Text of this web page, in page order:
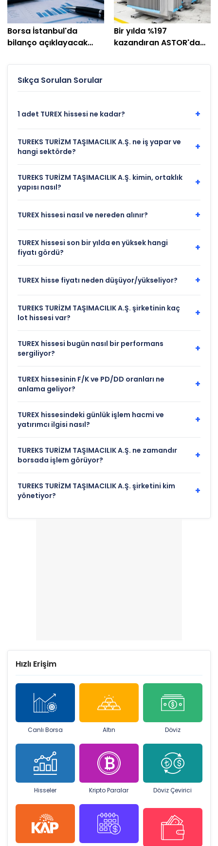
Borsa İstanbul'da
bilanço açıklayacak
Ağustos)
Bir yılda %197
kazandıran ASTOR'da
pay aldı!
Sıkça Sorulan Sorular
1 adet TUREX hissesi ne kadar? +
TUREKS TURİZM TAŞIMACILIK A.Ş. ne iş yapar ve
hangi sektörde?
+
TUREKS TURİZM TAŞIMACILIK A.Ş. kimin, ortaklık
yapısı nasıl?
+
TUREX hissesi nasıl ve nereden alınır? +
TUREX hissesi son bir yılda en yüksek hangi
fiyatı gördü?
+
TUREX hisse fiyatı neden düşüyor/yükseliyor? +
TUREKS TURİZM TAŞIMACILIK A.Ş. şirketinin kaç
lot hissesi var?
+
TUREX hissesi bugün nasıl bir performans
sergiliyor?
+
TUREX hissesinin F/K ve PD/DD oranları ne
anlama geliyor?
+
TUREX hissesindeki günlük işlem hacmi ve
yatırımcı ilgisi nasıl?
+
TUREKS TURİZM TAŞIMACILIK A.Ş. ne zamandır
borsada işlem görüyor?
+
TUREKS TURİZM TAŞIMACILIK A.Ş. şirketini kim
yönetiyor?
+
Hızlı Erişim
Canlı Borsa Altın Döviz
Hisseler Kripto Paralar Döviz Çevirici